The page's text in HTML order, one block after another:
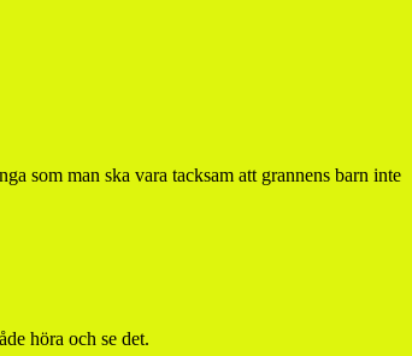
som man ska vara tacksam att grannens barn inte
höra och se det.